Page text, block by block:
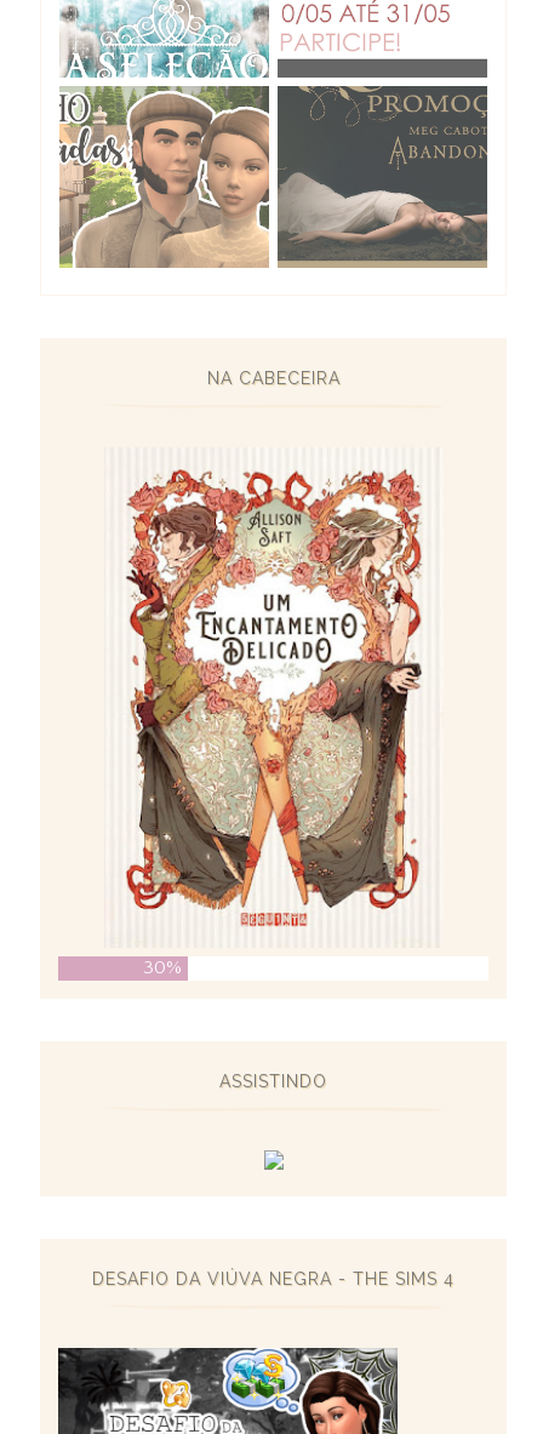
NA CABECEIRA
30%
ASSISTINDO
DESAFIO DA VIÚVA NEGRA - THE SIMS 4